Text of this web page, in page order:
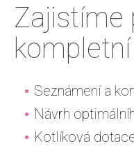
Zajistíme
Seznámení a
Návrh
Kotlíková